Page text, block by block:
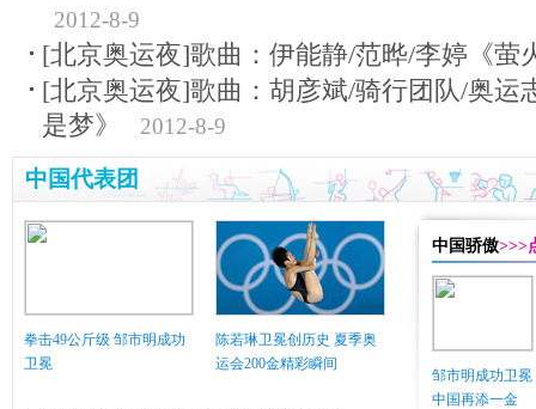
2012-8-9
[北京奥运夜]歌曲：伊能静/范晔/李婷《萤
[北京奥运夜]歌曲：胡彦斌/骑行团队/奥运
是梦》
2012-8-9
中国代表团
拳击49公斤级 邹市明成功
卫冕
陈若琳卫冕创历史 夏季奥
运会200金精彩瞬间
中国骄傲>>>
邹市明成功卫冕
中国再添一金